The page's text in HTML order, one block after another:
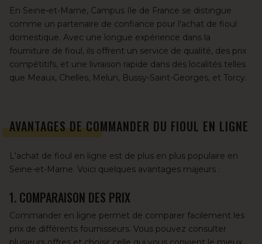
En Seine-et-Marne, Campus Ile de France se distingue
comme un partenaire de confiance pour l'achat de fioul
domestique. Avec une longue expérience dans la
fourniture de fioul, ils offrent un service de qualité, des prix
compétitifs, et une livraison rapide dans des localités telles
que Meaux, Chelles, Melun, Bussy-Saint-Georges, et Torcy.
AVANTAGES DE COMMANDER DU FIOUL EN LIGNE
L'achat de fioul en ligne est de plus en plus populaire en
Seine-et-Marne. Voici quelques avantages majeurs :
1. COMPARAISON DES PRIX
Commander en ligne permet de comparer facilement les
prix de différents fournisseurs. Vous pouvez consulter